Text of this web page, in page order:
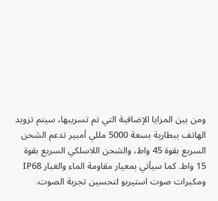
ومن بين المزايا الإضافية التي تم تسريبها، سيتم تزويد
الهاتف ببطارية بسعة 5000 مللي أمبير تدعم الشحن
السريع بقوة 45 واط، والشحن اللاسلكي السريع بقوة
15 واط. كما سيأتي بمعيار مقاومة الماء والغبار IP68
ومكبرات صوت استيريو لتحسين تجربة الصوت.